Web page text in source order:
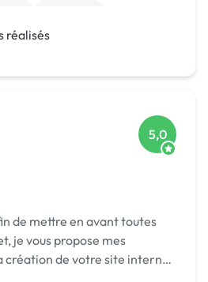
affiche...)
réalisés
5,0
de mettre en avant toutes
je vous propose mes
création de votre site internet